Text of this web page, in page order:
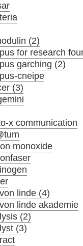
(2)
for research
garching (2)
cneipe
(3)
x communication
monoxide
linde (4)
linde akademie
(2)
(3)